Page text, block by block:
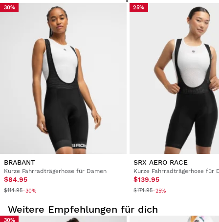
Probiere unsere Produkte bequem zu Hause an. Ab Erhalt
der Ware hast du 30 Tage Zeit, die Bestellung
zurückzusenden.
Über dein Benutzerkonto kannst du bestellte Produkte
schnell und einfach zurückgeben.
Erstattung auf das ursprüngliche Zahlungsmittel
30%
BRABANT
Kurze Fahrradträgerhose für Damen
$84.95
$114.95-30%
25%
SRX AERO RACE
Kurze Fahrradträgerhose für
$139.95
$174.95-25%
Weitere Empfehlungen für dich
30%